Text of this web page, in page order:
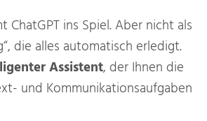
ChatGPT ins Spiel. Aber nicht als
die alles automatisch erledigt.
Assistent, der Ihnen die
und Kommunikationsaufgaben